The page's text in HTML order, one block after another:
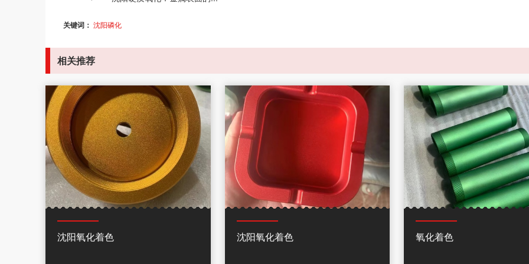
关键词： 沈阳磷化
相关推荐
沈阳氧化着色 沈阳氧化着色 氧化着色